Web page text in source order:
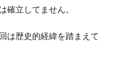
確立してません。
は歴史的経緯を踏まえて